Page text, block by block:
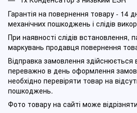
Гарантія на повернення товару - 14
механічних пошкоджень і слідів
При наявності слідів встановлення,
маркувань продавця повернення
Відправка замовлення здійснюється
переважно в день оформлення
необхідно перевіряти товар на
пошкоджень.
Фото товару на сайті може